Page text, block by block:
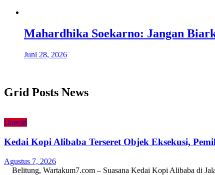
Mahardhika Soekarno: Jangan
Juni 28, 2026
Grid Posts News
Daerah
Kedai Kopi Alibaba Terseret Objek Eksekusi,
Agustus 7, 2026
Belitung, Wartakum7.com – Suasana Kedai Kopi Alibaba di